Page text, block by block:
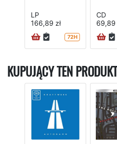
LP
166,89 zł
72H
CD
69,89
KUPUJĄCY TEN